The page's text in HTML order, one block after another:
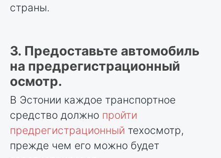
страны.
3. Предоставьте автомобиль
на предрегистрационный
осмотр.
В Эстонии каждое транспортное
средство должно пройти
предрегистрационный техосмотр,
прежде чем его можно будет